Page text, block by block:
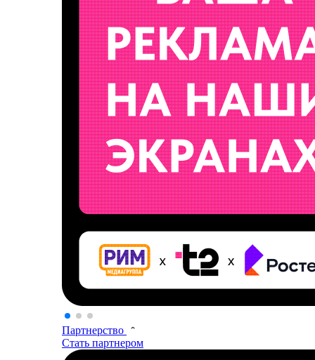
Партнерство
Стать партнером